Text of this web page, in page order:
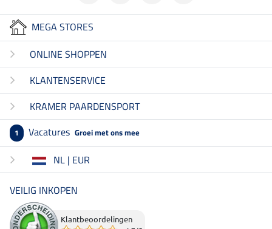
MEGA STORES
ONLINE SHOPPEN
KLANTENSERVICE
KRAMER PAARDENSPORT
1 Vacatures Groei met ons mee
NL | EUR
VEILIG INKOPEN
Klantbeoordelingen